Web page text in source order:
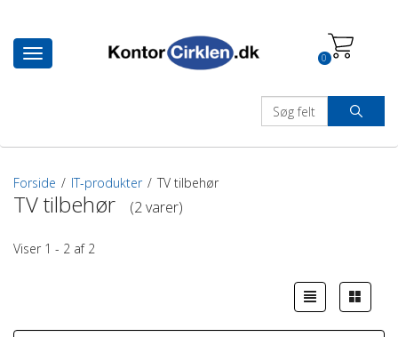
Toggle
navigation
0
Forside / IT-produkter / TV tilbehør
TV tilbehør (2 varer)
Viser 1 - 2 af 2